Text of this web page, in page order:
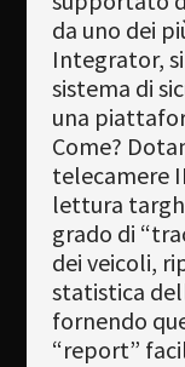
da uno dei
Integrator,
sistema di
una
Come?
telecamere
lettura
grado di
dei veicoli,
statistica
fornendo
“report”